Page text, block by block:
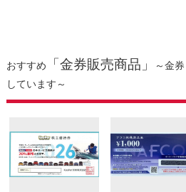
おすすめ 「金券販売商品」
～金
しています～